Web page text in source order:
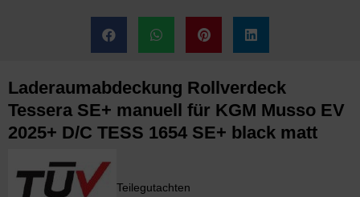
Laderaumabdeckung Rollverdeck
Tessera SE+ manuell für KGM Musso EV
2025+ D/C TESS 1654 SE+ black matt
Teilegutachten